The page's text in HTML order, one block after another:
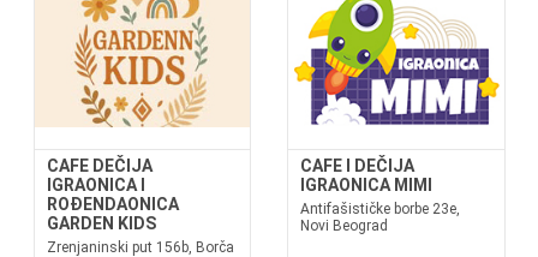
CAFE DEČIJA
IGRAONICA I
ROĐENDAONICA
GARDEN KIDS
Zrenjaninski put 156b, Borča
CAFE I DEČIJA
IGRAONICA MIMI
Antifašističke borbe 23e,
Novi Beograd